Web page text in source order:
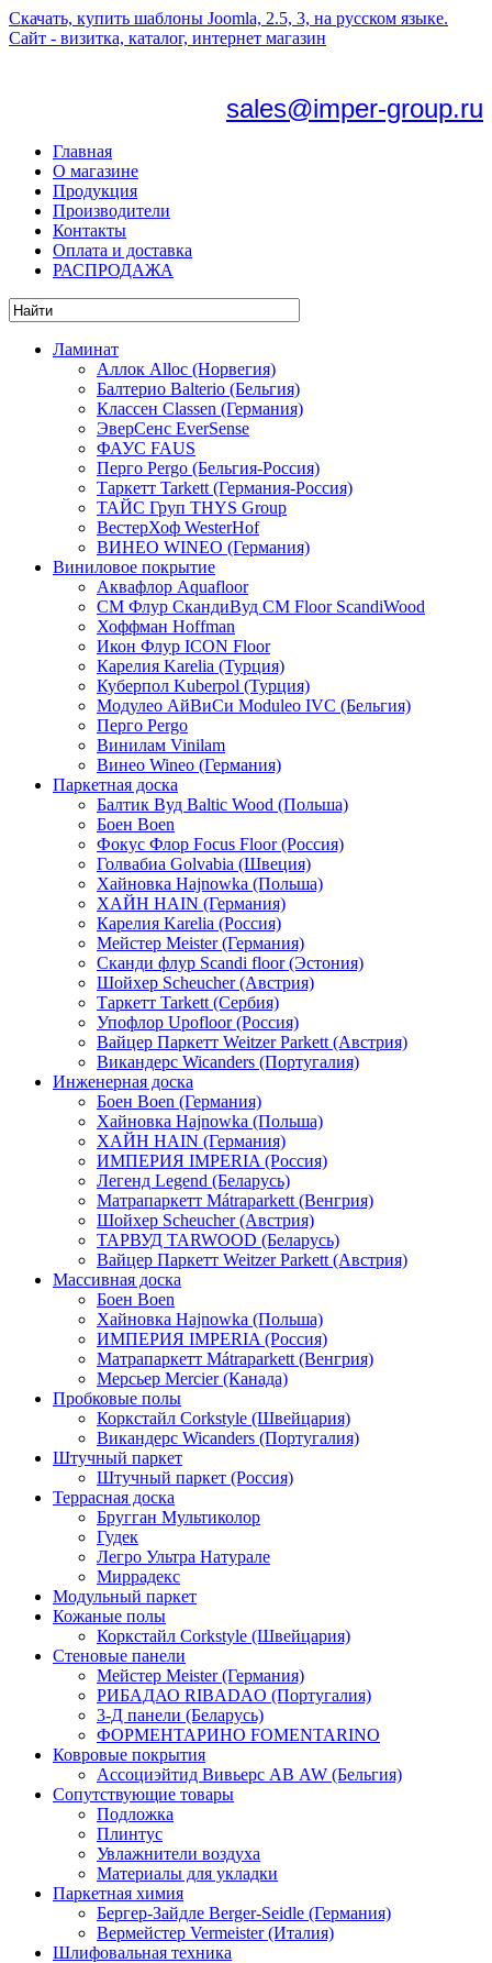
Скачать, купить шаблоны Joomla, 2.5, 3, на русском языке.
Сайт - визитка, каталог, интернет магазин
sales@imper-group.ru
Главная
О магазине
Продукция
Производители
Контакты
Оплата и доставка
РАСПРОДАЖА
Ламинат
Аллок Alloc (Норвегия)
Балтерио Balterio (Бельгия)
Классен Classen (Германия)
ЭверСенс EverSense
ФАУС FAUS
Перго Pergo (Бельгия-Россия)
Таркетт Tarkett (Германия-Россия)
ТАЙС Груп THYS Group
ВестерХоф WesterHof
ВИНЕО WINEO (Германия)
Виниловое покрытие
Аквафлор Aquafloor
СМ Флур СкандиВуд CM Floor ScandiWood
Хоффман Hoffman
Икон Флур ICON Floor
Карелия Karelia (Турция)
Куберпол Kuberpol (Турция)
Модулео АйВиСи Moduleo IVC (Бельгия)
Перго Pergo
Винилам Vinilam
Винео Wineo (Германия)
Паркетная доска
Балтик Вуд Baltic Wood (Польша)
Боен Boen
Фокус Флор Focus Floor (Россия)
Голвабиа Golvabia (Швеция)
Хайновка Hajnowka (Польша)
ХАЙН HAIN (Германия)
Карелия Karelia (Россия)
Мейстер Meister (Германия)
Сканди флур Scandi floor (Эстония)
Шойхер Scheucher (Австрия)
Таркетт Tarkett (Сербия)
Упофлор Upofloor (Россия)
Вайцер Паркетт Weitzer Parkett (Австрия)
Викандерс Wicanders (Португалия)
Инженерная доска
Боен Boen (Германия)
Хайновка Hajnowka (Польша)
ХАЙН HAIN (Германия)
ИМПЕРИЯ IMPERIA (Россия)
Легенд Legend (Беларусь)
Матрапаркетт Mátraparkett (Венгрия)
Шойхер Scheucher (Австрия)
ТАРВУД TARWOOD (Беларусь)
Вайцер Паркетт Weitzer Parkett (Австрия)
Массивная доска
Боен Boen
Хайновка Hajnowka (Польша)
ИМПЕРИЯ IMPERIA (Россия)
Матрапаркетт Mátraparkett (Венгрия)
Мерсьер Mercier (Канада)
Пробковые полы
Коркстайл Corkstyle (Швейцария)
Викандерс Wicanders (Португалия)
Штучный паркет
Штучный паркет (Россия)
Террасная доска
Бругган Мультиколор
Гудек
Легро Ультра Натурале
Миррадекс
Модульный паркет
Кожаные полы
Коркстайл Corkstyle (Швейцария)
Стеновые панели
Мейстер Meister (Германия)
РИБАДАО RIBADAO (Португалия)
3-Д панели (Беларусь)
ФОРМЕНТАРИНО FOMENTARINO
Ковровые покрытия
Ассоциэйтид Вивьерс АВ AW (Бельгия)
Сопутствующие товары
Подложка
Плинтус
Увлажнители воздуха
Материалы для укладки
Паркетная химия
Бергер-Зайдле Berger-Seidle (Германия)
Вермейстер Vermeister (Италия)
Шлифовальная техника